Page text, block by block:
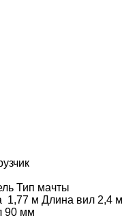
Тип мачты
1,77 м Длина вил 2,4 м
90 мм